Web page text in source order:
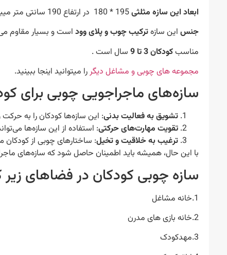
ابعاد این سازه مثلثی
جنس این سازهترکیب چوب و پلای وود است و بسیار مقاوم
مناسبکودکان 3 تا 9
سال است .
مجموعه های چوبی و مشاغل دیگررا میتوانید اینجا ببینید.
سازه‌های ماجراجویی چوبی برای
تشویق به فعالیت بدنی: این سازه‌ها کودکان را به حرکت
تقویت مهارت‌های حرکتی: استفاده از این سازه‌ها
ترغیب به خلاقیت و تخیل: ساختارهای چوبی از کودکان
با این حال، همیشه باید اطمینان حاصل شود که سازه‌های
سازه چوبی کودکان در فضاهای زیر
1.خانه مشاغل
2.خانه بازی های مدرن
3.مهدکودک